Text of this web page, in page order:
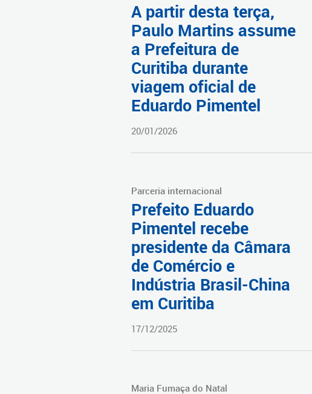
A partir desta terça,
Paulo Martins assume
a Prefeitura de
Curitiba durante
viagem oficial de
Eduardo Pimentel
20/01/2026
Parceria internacional
Prefeito Eduardo
Pimentel recebe
presidente da Câmara
de Comércio e
Indústria Brasil-China
em Curitiba
17/12/2025
Maria Fumaça do Natal